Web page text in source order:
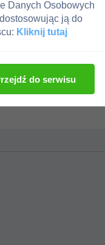
Danych Osobowych
ją do
Kliknij tutaj
do serwisu